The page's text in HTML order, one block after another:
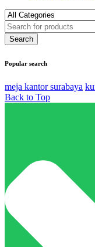
Popular search
meja kantor surabaya
Back to Top